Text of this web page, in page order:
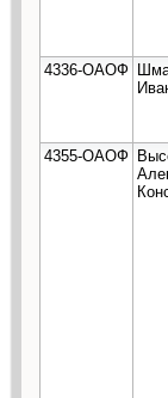
4336-ОАОФ
4355-ОАОФ